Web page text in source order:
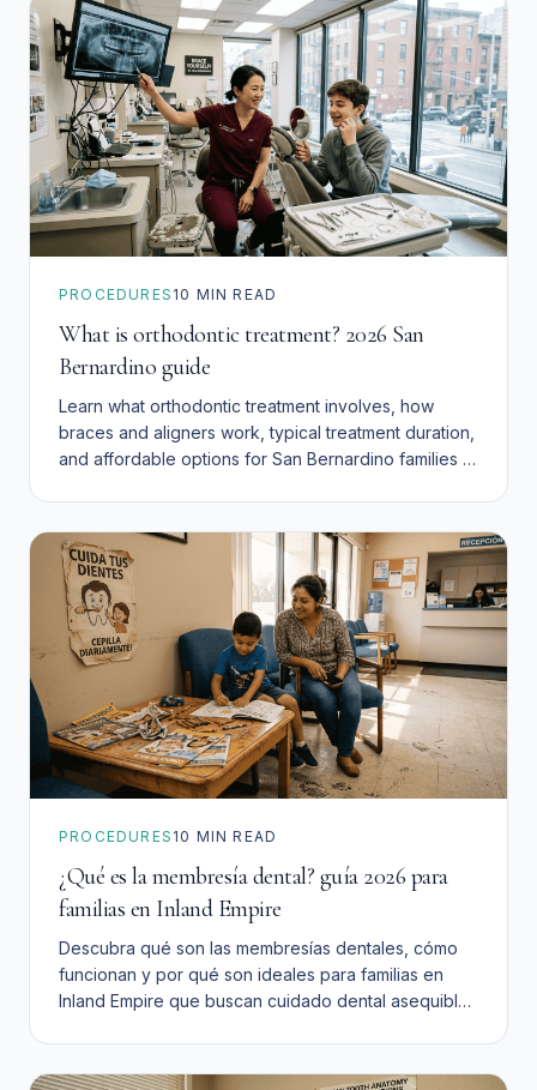
PROCEDURES 10 MIN READ
What is orthodontic treatment? 2026 San
Bernardino guide
Learn what orthodontic treatment involves, how
braces and aligners work, typical treatment duration,
and affordable options for San Bernardino families in
PROCEDURES 10 MIN READ
¿Qué es la membresía dental? guía 2026 para
familias en Inland Empire
Descubra qué son las membresías dentales, cómo
funcionan y por qué son ideales para familias en
Inland Empire que buscan cuidado dental asequible